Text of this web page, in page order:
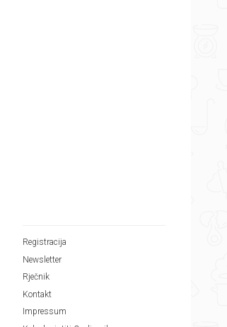
Registracija
Newsletter
Rječnik
Kontakt
Impressum